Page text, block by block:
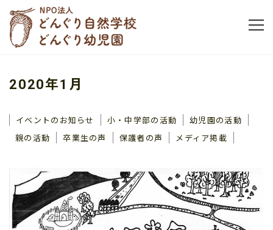
2020年1月
イベントのお知らせ 小・中学部の活動
幼児園の活動
親の活動
卒業生の声 保護者の声 メディア掲載